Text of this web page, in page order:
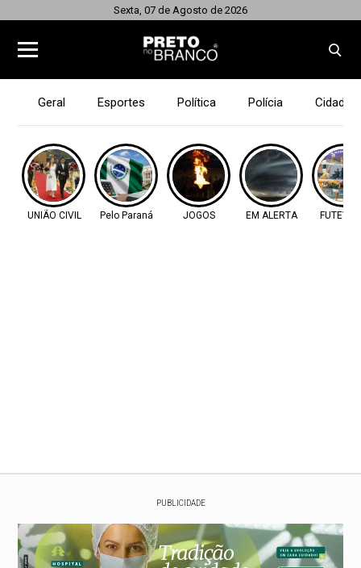
Sexta, 07 de Agosto de 2026
Geral Esportes Política Polícia Cidades
UNIÃO CIVIL Pelo Paraná JOGOS EM ALERTA
PUBLICIDADE